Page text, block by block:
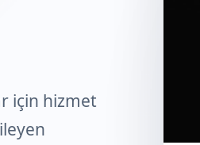
için hizmet